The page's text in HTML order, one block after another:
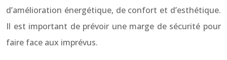
d’amélioration énergétique, de confort et d’esthétique.
Il est important de prévoir une marge de sécurité pour
faire face aux imprévus.